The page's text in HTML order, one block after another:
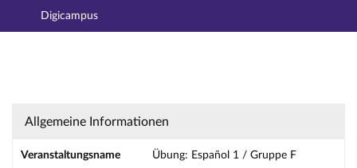
Hauptnavigation
Digicampus
Übung: Español 1 / Gruppe F - Details
Allgemeine Informationen
Veranstaltungsname Übung: Español 1 / Gruppe F